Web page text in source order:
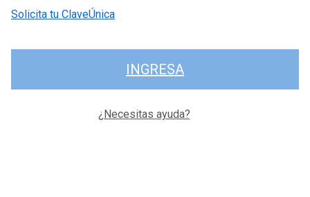
Solicita tu ClaveÚnica
INGRESA
¿Necesitas ayuda?